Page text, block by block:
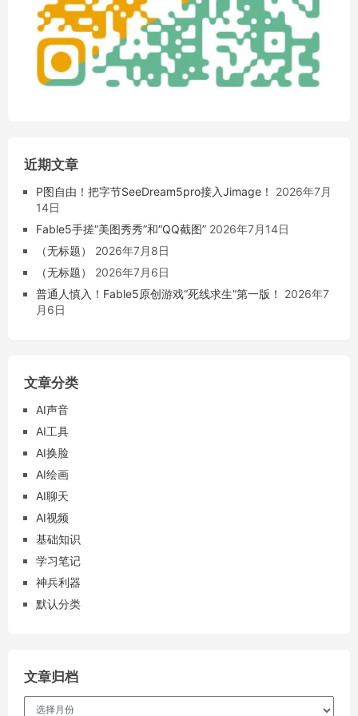
近期文章
P图自由！把字节SeeDream5pro接入Jimage！
2026年7月
14日
Fable5手搓“美图秀秀”和“QQ截图” 2026年7月14日
（无标题）
2026年7月8日
（无标题）
2026年7月6日
普通人慎入！Fable5原创游戏“死线求生”第一版！
2026年7
月6日
文章分类
AI声音
AI工具
AI换脸
AI绘画
AI聊天
AI视频
基础知识
学习笔记
神兵利器
默认分类
文章归档